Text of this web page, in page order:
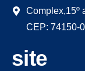
Complex,15º
CEP: 74150-
site